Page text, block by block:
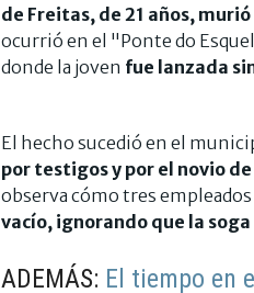
de Freitas, de 21 años, murió
ocurrió en el "Ponte do
donde la joven fue lanzada
El hecho sucedió en el
por testigos y por el novio
observa cómo tres
vacío, ignorando que la
ADEMÁS: El tiempo en